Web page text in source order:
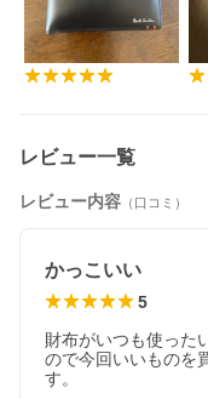
サイズガイド
レビュー一覧
レビュー内容 （口コミ）
かっこいい
5
財布がいつも使った
ので今回いいものを
す。